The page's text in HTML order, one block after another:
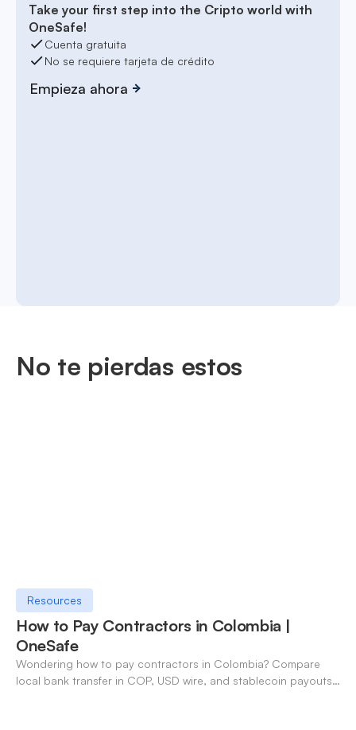
Take your first step into the Cripto world with
OneSafe!
Cuenta gratuita
No se requiere tarjeta de crédito
Empieza ahora
No te pierdas estos
Resources
How to Pay Contractors in Colombia |
OneSafe
Wondering how to pay contractors in Colombia? Compare
local bank transfer in COP, USD wire, and stablecoin payouts.